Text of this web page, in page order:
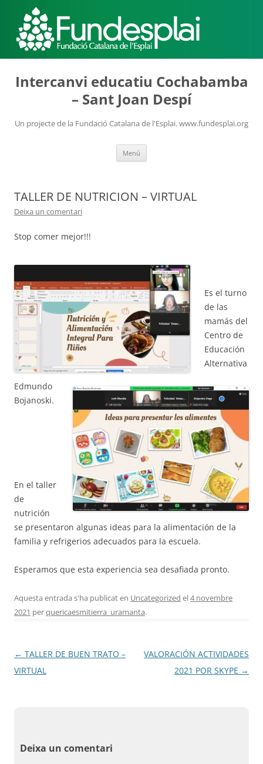
Intercanvi educatiu Cochabamba
– Sant Joan Despí
Un projecte de la Fundació Catalana de l'Esplai. www.fundesplai.org
Menú
TALLER DE NUTRICION – VIRTUAL
Deixa un comentari
Stop comer mejor!!!
Es el turno
de las
mamás del
Centro de
Educación
Alternativa
Edmundo
Bojanoski.
En el taller
de
nutrición
se presentaron algunas ideas para la alimentación de la
familia y refrigerios adecuados para la escuela.
Esperamos que esta experiencia sea desafiada pronto.
Aquesta entrada s'ha publicat en Uncategorized el4 novembre
2021 perquericaesmitierra_uramanta.
Navegació
per
← TALLER DE BUEN TRATO –
VIRTUAL
VALORACIÓN ACTIVIDADES
2021 POR SKYPE →
Deixa un comentari
MÓN ESCOLAR
ALBERG CENTRE ESPLAI
ACCIÓ SOCIAL I JOVES
ESPLAIS
SUPORT TERCER SECTOR
CONEIX FUNDESPLAI
Missió i valors
Proposta educativa
Butlletins